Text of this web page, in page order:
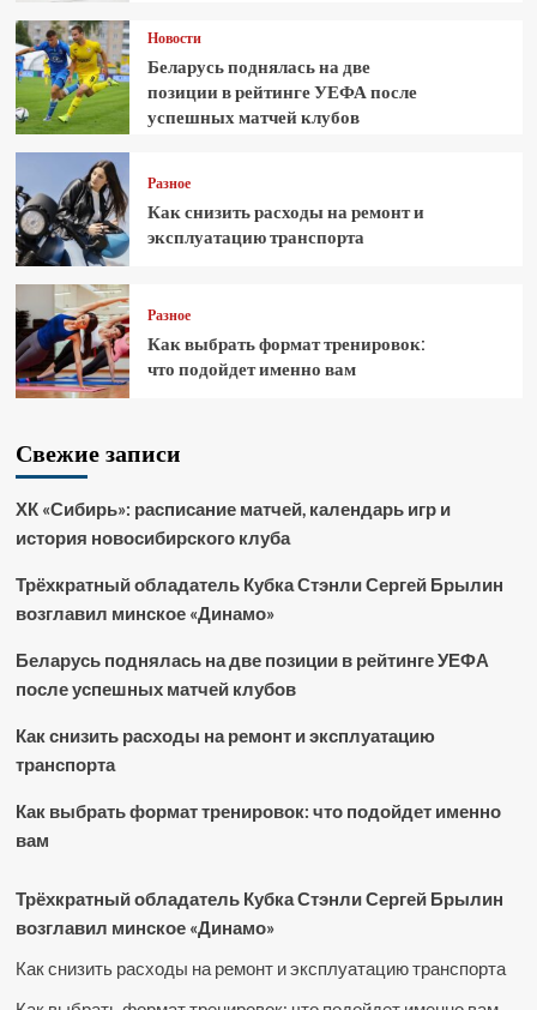
Новости
Беларусь поднялась на две
позиции в рейтинге УЕФА после
успешных матчей клубов
Разное
Как снизить расходы на ремонт и
эксплуатацию транспорта
Разное
Как выбрать формат тренировок:
что подойдет именно вам
Свежие записи
ХК «Сибирь»: расписание матчей, календарь игр и
история новосибирского клуба
Трёхкратный обладатель Кубка Стэнли Сергей Брылин
возглавил минское «Динамо»
Беларусь поднялась на две позиции в рейтинге УЕФА
после успешных матчей клубов
Как снизить расходы на ремонт и эксплуатацию
транспорта
Как выбрать формат тренировок: что подойдет именно
вам
Трёхкратный обладатель Кубка Стэнли Сергей Брылин
возглавил минское «Динамо»
Как снизить расходы на ремонт и эксплуатацию транспорта